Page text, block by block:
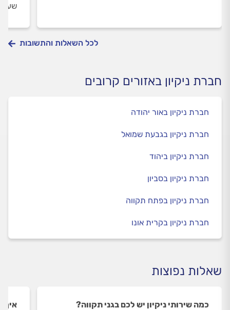
לכל השאלות והתשובות
חברת ניקיון באזורים קרובים
חברת ניקיון באור יהודה
חברת ניקיון בגבעת שמואל
חברת ניקיון ביהוד
חברת ניקיון בסביון
חברת ניקיון בפתח תקווה
חברת ניקיון בקרית אונו
שאלות נפוצות
כמה שירותי ניקיון יש לכם בגני תקווה?
איך